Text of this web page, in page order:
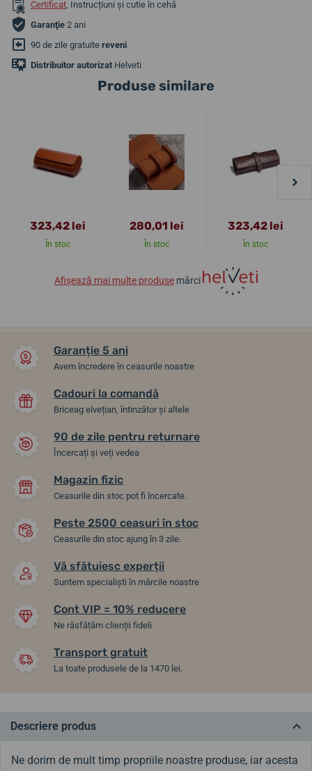
Certificat, Instrucțiuni și cutie în cehă
Garanţie 2 ani
90 de zile gratuite reveni
Distribuitor autorizat Helveti
Produse similare
323,42 lei
În stoc
280,01 lei
În stoc
323,42 lei
În stoc
Afișează mai multe produse mărci
Garanție 5 ani
Avem încredere în ceasurile noastre
Cadouri la comandă
Briceag elvețian, întinzător și altele
90 de zile pentru returnare
Încercați și veți vedea
Magazin fizic
Ceasurile din stoc pot fi încercate.
Peste 2500 ceasuri în stoc
Ceasurile din stoc ajung în 3 zile.
Vă sfătuiesc experții
Suntem specialiști în mărcile noastre
Cont VIP = 10% reducere
Ne răsfățăm clienții fideli
Transport gratuit
La toate produsele de la 1470 lei.
Descriere produs
Ne dorim de mult timp propriile noastre produse, iar acesta